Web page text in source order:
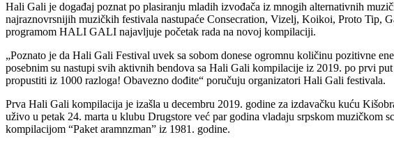
Hali Gali je događaj poznat po plasiranju mladih izvođača iz mnogih alternativnih
najraznovrsnijih muzičkih festivala nastupaće Consecration, Vizelj, Koikoi, Proto Tip,
programom HALI GALI najavljuje početak rada na novoj kompilaciji.
„Poznato je da Hali Gali Festival uvek sa sobom donese ogromnu količinu pozitivne
posebnim su nastupi svih aktivnih bendova sa Hali Gali kompilacije iz 2019. po prvi
propustiti iz 1000 razloga! Obavezno dođite“ poručuju organizatori Hali Gali festivala.
Prva Hali Gali kompilacija je izašla u decembru 2019. godine za izdavačku kuću
uživo u petak 24. marta u klubu Drugstore već par godina vladaju srpskom
kompilacijom “Paket aramnzman” iz 1981. godine.